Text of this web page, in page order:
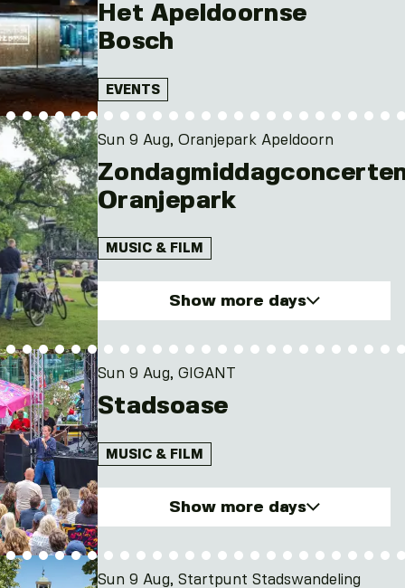
Het Apeldoornse
Bosch
EVENTS
Sun 9 Aug, Oranjepark Apeldoorn
Oranjepark
MUSIC & FILM
Show more days
Sun. 9 Aug 2026
Sun. 16 Aug 2026
Sun. 23 Aug 2026
Sun 9 Aug, GIGANT
Stadsoase
MUSIC & FILM
Show more days
Sun. 9 Aug 2026
Sun. 16 Aug 2026
Sun 9 Aug, Startpunt Stadswandeling